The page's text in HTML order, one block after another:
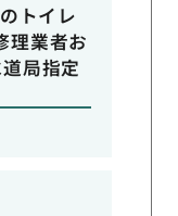
トイレ
理業者お
局指定